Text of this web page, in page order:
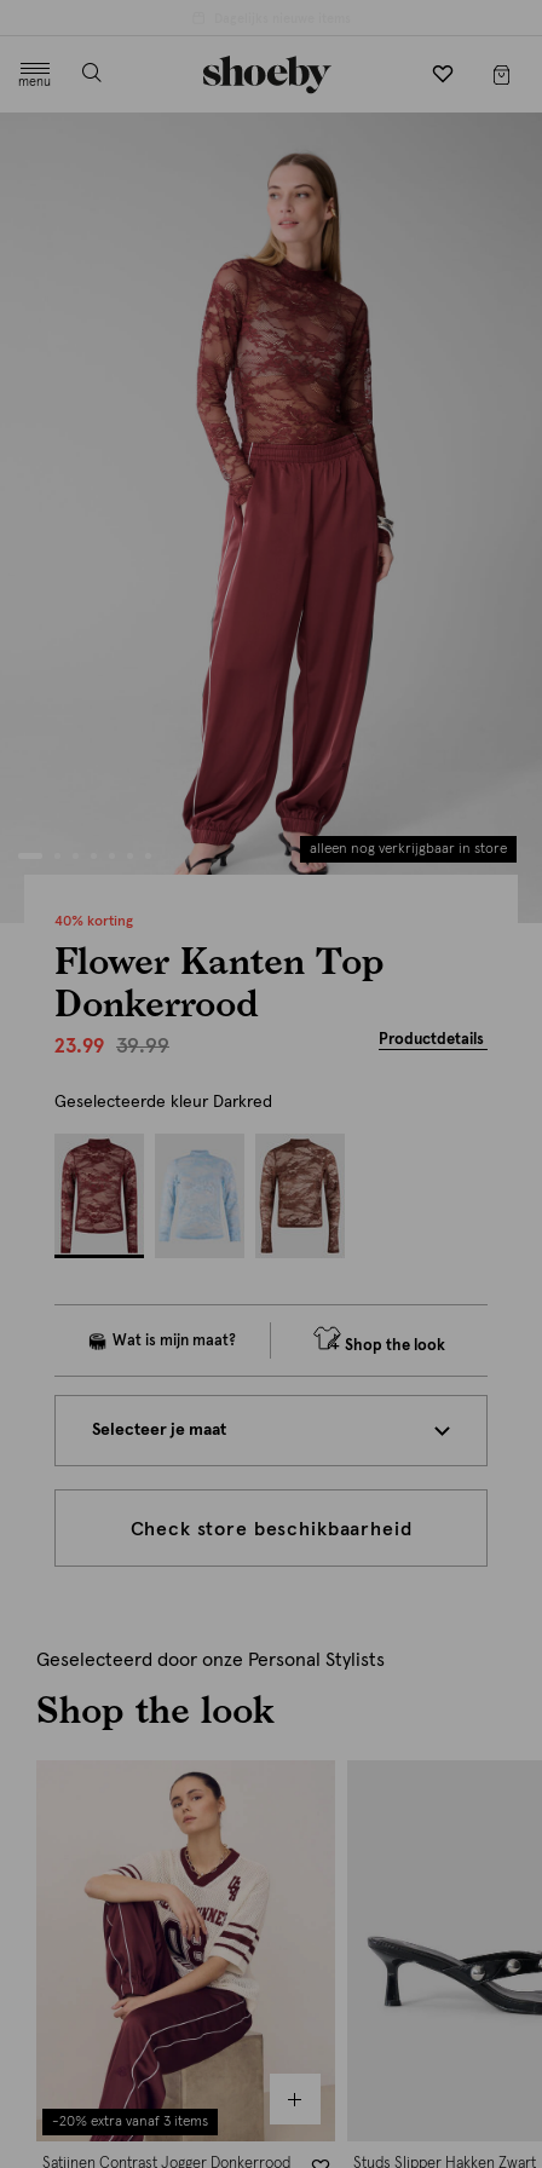
menu
alleen nog verkrijgbaar in store
40% korting
Flower Kanten Top
Donkerrood
23.99 39.99 Productdetails
Geselecteerde kleur Darkred
Shop the look
Selecteer je maat
Check store beschikbaarheid
Geselecteerd door onze Personal Stylists
Shop the look
-20% extra vanaf 3 items
Satijnen Contrast Jogger Donkerrood Studs Slipper Hakken Zwart